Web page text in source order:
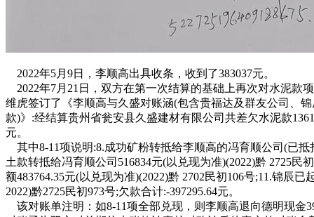
2022年5月9日，李顺高出具收条，收到了383037元。
2022年7月21日，双方在第一次结算的基础上再次对水泥款
维虎签订了《李顺高与久盛对账涵(包含贵福达及群友公司、
款)》:经结算贵州省瓮安县久盛建材有限公司共差欠水泥款
元。
其中8-11项说明:8.成功矿粉转抵给李顺高的冯育顺公司(已抵
土款转抵给冯育顺公司516834元(以兑现为准)(2022)黔 2725民
额483764.35元(以兑现为准)(2022)黔 2702民初106号;11.锦辰
2022)黔2725民初973号;欠款合计:-397295.64元。
该对账单注明：如8-11项全部兑现，则李顺高退向德明现金